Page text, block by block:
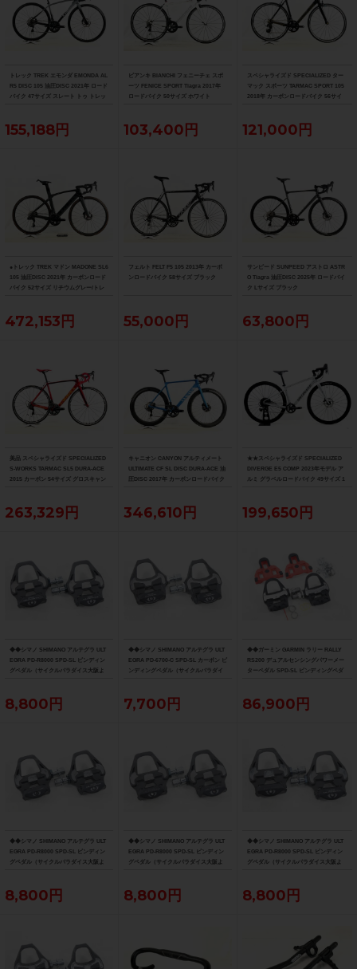
トレック TREK エモンダ EMONDA AL
R5 DISC 105 油圧DISC 2021年 ロード
バイク 47サイズ スレート トゥ トレッ
155,188円
ビアンキ BIANCHI フェニーチェ スポ
ーツ FENICE SPORT Tiagra 2017年
ロードバイク 50サイズ ホワイト
103,400円
スペシャライズド SPECIALIZED ター
マック スポーツ TARMAC SPORT 105
2018年 カーボンロードバイク 56サイ
121,000円
●トレック TREK マドン MADONE SL6
105 油圧DISC 2021年 カーボンロード
バイク 52サイズ リチウムグレー/トレ
472,153円
フェルト FELT F5 105 2013年 カーボ
ンロードバイク 58サイズ ブラック
55,000円
サンピード SUNPEED アストロ ASTR
O Tiagra 油圧DISC 2025年 ロードバイ
ク Lサイズ ブラック
63,800円
美品 スペシャライズド SPECIALIZED
S-WORKS TARMAC SL5 DURA-ACE
2015 カーボン 54サイズ グロスキャン
263,329円
キャニオン CANYON アルティメート
ULTIMATE CF SL DISC DURA-ACE 油
圧DISC 2017年 カーボンロードバイク
346,610円
★★スペシャライズド SPECIALIZED
DIVERGE E5 COMP 2023年モデル ア
ルミ グラベルロードバイク 49サイズ 1
199,650円
◆◆シマノ SHIMANO アルテグラ ULT
EGRA PD-R8000 SPD-SL ビンディン
グペダル（サイクルパラダイス大阪よ
8,800円
◆◆シマノ SHIMANO アルテグラ ULT
EGRA PD-6700-C SPD-SL カーボン ビ
ンディングペダル（サイクルパラダイ
7,700円
◆◆ガーミン GARMIN ラリー RALLY
RS200 デュアルセンシングパワーメー
ターペダル SPD-SL ビンディングペダ
86,900円
◆◆シマノ SHIMANO アルテグラ ULT
EGRA PD-R8000 SPD-SL ビンディン
グペダル（サイクルパラダイス大阪よ
8,800円
◆◆シマノ SHIMANO アルテグラ ULT
EGRA PD-R8000 SPD-SL ビンディン
グペダル（サイクルパラダイス大阪よ
8,800円
◆◆シマノ SHIMANO アルテグラ ULT
EGRA PD-R8000 SPD-SL ビンディン
グペダル（サイクルパラダイス大阪よ
8,800円